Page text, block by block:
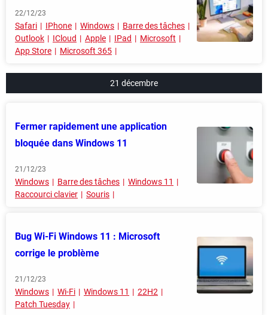
22/12/23
Safari IPhone Windows
Barre des tâches
Outlook
ICloud Apple IPad
Microsoft
App Store
Microsoft 365
21 décembre
Fermer rapidement une application
bloquée dans Windows 11
21/12/23
Windows Barre des tâches
Windows 11
Raccourci clavier
Souris
Bug Wi-Fi Windows 11 : Microsoft
corrige le problème
21/12/23
Windows Wi-Fi Windows 11
22H2
Patch Tuesday